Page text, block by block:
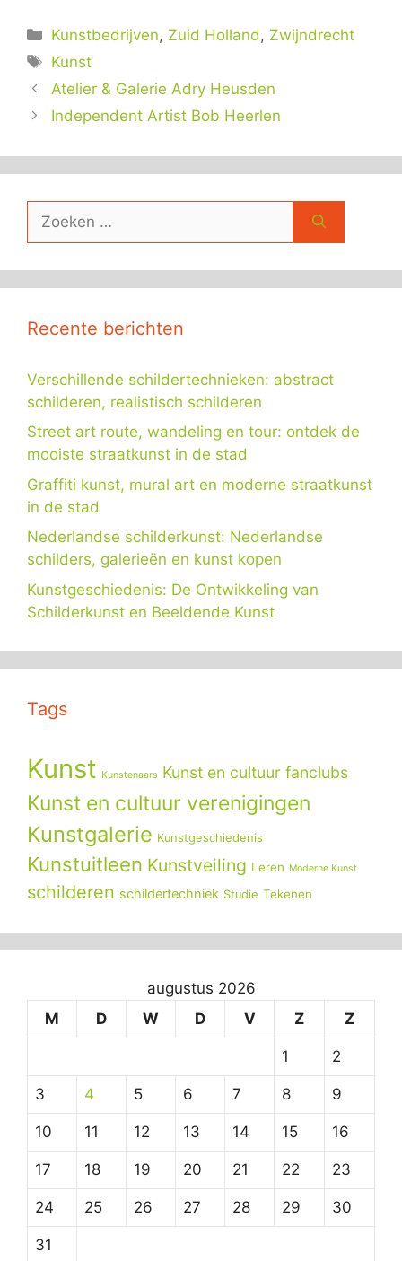
Categorieën
Kunstbedrijven, Zuid Holland , Zwijndrecht
Tags
Kunst
Atelier & Galerie Adry Heusden
Independent Artist Bob Heerlen
naar:
Recente berichten
Verschillende schildertechnieken: abstract
schilderen, realistisch schilderen
Street art route, wandeling en tour: ontdek de
mooiste straatkunst in de stad
Graffiti kunst, mural art en moderne straatkunst
in de stad
Nederlandse schilderkunst: Nederlandse
schilders, galerieën en kunst kopen
Kunstgeschiedenis: De Ontwikkeling van
Schilderkunst en Beeldende Kunst
Tags
Kunst Kunstenaars Kunst en cultuur fanclubs
Kunst en cultuur verenigingen
Kunstgalerie Kunstgeschiedenis
Kunstuitleen Kunstveiling Leren Moderne Kunst
schilderen schildertechniek Studie Tekenen
augustus 2026
M
D W D V Z Z
1 2
3 4 5 6 7 8 9
10 11 12 13 14 15 16
17 18 19 20 21 22 23
24 25 26 27 28 29 30
31